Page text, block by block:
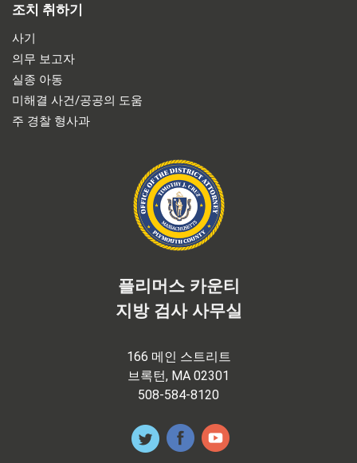
조치 취하기
사기
의무 보고자
실종 아동
미해결 사건/공공의 도움
주 경찰 형사과
플리머스 카운티
지방 검사 사무실
166 메인 스트리트
브록턴, MA 02301
508-584-8120